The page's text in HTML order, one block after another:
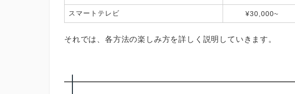
スマートテレビ ¥30,000~
それでは、各方法の楽しみ方を詳しく説明していきます。